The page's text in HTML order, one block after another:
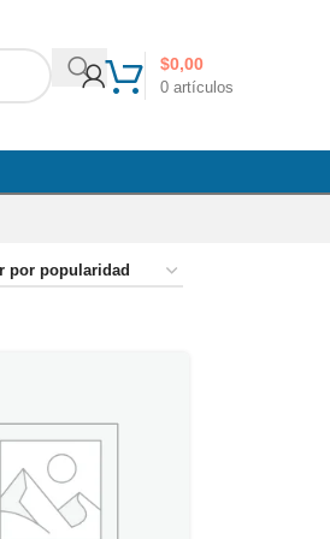
0artículos
$0,00